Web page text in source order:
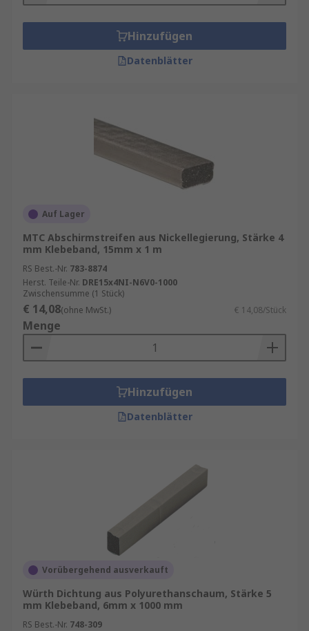
Hinzufügen
Datenblätter
Auf Lager
MTC Abschirmstreifen aus Nickellegierung, Stärke 4
mm Klebeband, 15mm x 1 m
RS Best.-Nr. 783-8874
Herst. Teile-Nr. DRE15x4NI-N6V0-1000
Zwischensumme (1 Stück)
€ 14,08(ohne MwSt.) € 14,08/Stück
Menge
Hinzufügen
Datenblätter
Vorübergehend ausverkauft
Würth Dichtung aus Polyurethanschaum, Stärke 5
mm Klebeband, 6mm x 1000 mm
RS Best.-Nr. 748-309